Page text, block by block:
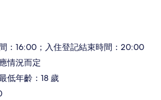
：16:00；入住登記結束時間：20:00
情況而定
低年齡：18 歲